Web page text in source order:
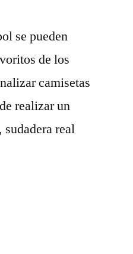
se pueden
de los
camisetas
realizar un
real